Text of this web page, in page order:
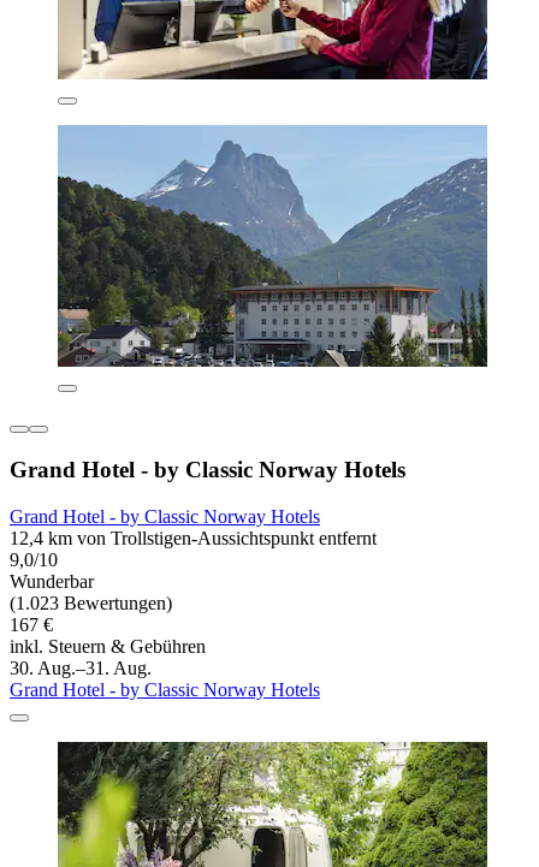
Grand Hotel - by Classic Norway Hotels
Grand Hotel - by Classic Norway Hotels
12,4 km von Trollstigen-Aussichtspunkt entfernt
9,0/10
Wunderbar
(1.023 Bewertungen)
167 €
inkl. Steuern & Gebühren
30. Aug.–31. Aug.
Grand Hotel - by Classic Norway Hotels